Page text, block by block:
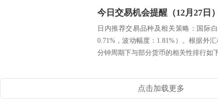
今日交易机会提醒（12月27日
日内推荐交易品种及相关策略：国际
0.71%，波动幅度：1.81%）。根据外
分钟周期下与部分货币的相关
点击加载更多